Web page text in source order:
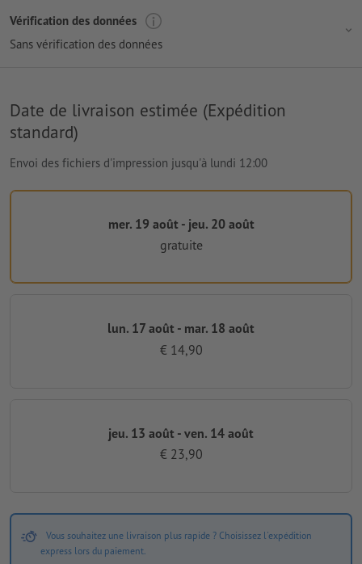
Vérification des données
Sans vérification des données
Date de livraison estimée (Expédition
standard)
Envoi des fichiers d'impression jusqu'à lundi 12:00
mer. 19 août - jeu. 20 août
gratuite
lun. 17 août - mar. 18 août
€ 14,90
jeu. 13 août - ven. 14 août
€ 23,90
Vous souhaitez une livraison plus rapide ? Choisissez l'expédition
express lors du paiement.